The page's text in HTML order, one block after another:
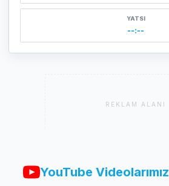
YATSI
--:--
REKLAM ALANI
YouTube Videolarımız